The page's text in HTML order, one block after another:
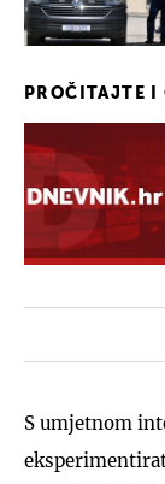
PROČITAJTE I
S umjetnom